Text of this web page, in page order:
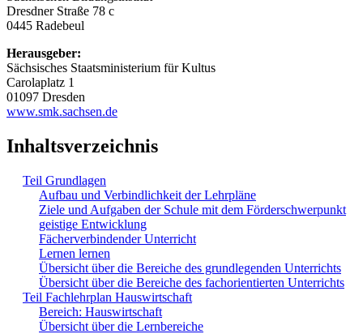
Dresdner Straße 78 c
0445 Radebeul
Herausgeber:
Sächsisches Staatsministerium für Kultus
Carolaplatz 1
01097 Dresden
www.smk.sachsen.de
Inhaltsverzeichnis
Teil Grundlagen
Aufbau und Verbindlichkeit der Lehrpläne
Ziele und Aufgaben der Schule mit dem Förderschwerpunkt
geistige Entwicklung
Fächerverbindender Unterricht
Lernen lernen
Übersicht über die Bereiche des grundlegenden Unterrichts
Übersicht über die Bereiche des fachorientierten Unterrichts
Teil Fachlehrplan Hauswirtschaft
Bereich: Hauswirtschaft
Übersicht über die Lernbereiche